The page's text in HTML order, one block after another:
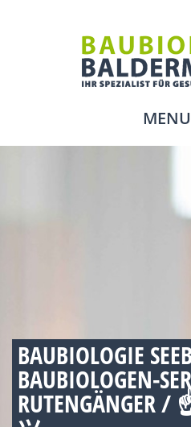
MENU
BAUBIOLOGIE
BAUBIOLOGEN-
RUTENGÄNGER /